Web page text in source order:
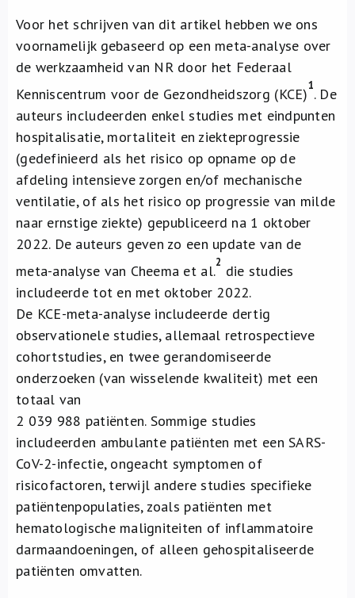
Voor het schrijven van dit artikel hebben we ons
voornamelijk gebaseerd op een meta-analyse over
de werkzaamheid van NR door het Federaal
Kenniscentrum voor de Gezondheidszorg (KCE)1. De
auteurs includeerden enkel studies met eindpunten
hospitalisatie, mortaliteit en ziekteprogressie
(gedefinieerd als het risico op opname op de
afdeling intensieve zorgen en/of mechanische
ventilatie, of als het risico op progressie van milde
naar ernstige ziekte) gepubliceerd na 1 oktober
2022. De auteurs geven zo een update van de
meta-analyse van Cheema et al.2 die studies
includeerde tot en met oktober 2022.
De KCE-meta-analyse includeerde dertig
observationele studies, allemaal retrospectieve
cohortstudies, en twee gerandomiseerde
onderzoeken (van wisselende kwaliteit) met een
totaal van
2 039 988 patiënten. Sommige studies
includeerden ambulante patiënten met een SARS-
CoV-2-infectie, ongeacht symptomen of
risicofactoren, terwijl andere studies specifieke
patiëntenpopulaties, zoals patiënten met
hematologische maligniteiten of inflammatoire
darmaandoeningen, of alleen gehospitaliseerde
patiënten omvatten.